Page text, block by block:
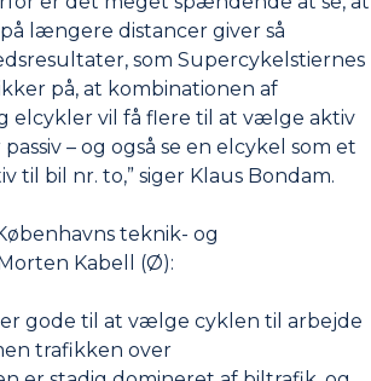
længere distancer giver så
som Supercykelstiernes
på, at kombinationen af
elcykler vil få flere til at vælge aktiv
– og også se en elcykel som et
til bil nr. to,” siger Klaus Bondam.
teknik- og
Kabell (Ø):
gode til at vælge cyklen til arbejde
trafikken over